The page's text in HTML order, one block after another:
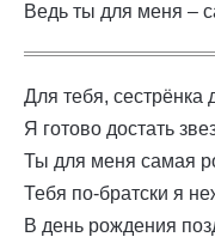
Ведь ты для меня –
Для тебя, сестрёнка
Я готово достать
Ты для меня самая
Тебя по-братски я
В день рождения